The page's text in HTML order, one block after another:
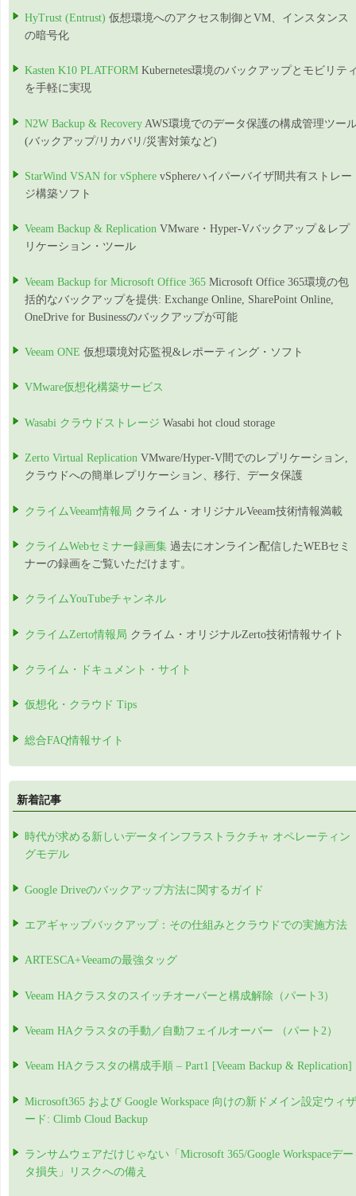
HyTrust (Entrust) 仮想環境へのアクセス制御とVM、インスタンス
の暗号化
Kasten K10 PLATFORM Kubernetes環境のバックアップとモビリテ
を手軽に実現
N2W Backup & Recovery AWS環境でのデータ保護の構成管理ツー
(バックアップ/リカバリ/災害対策など)
StarWind VSAN for vSphere vSphereハイパーバイザ間共有ストレー
ジ構築ソフト
Veeam Backup & Replication VMware・Hyper-Vバックアップ＆レプ
リケーション・ツール
Veeam Backup for Microsoft Office 365 Microsoft Office 365環境の包
括的なバックアップを提供: Exchange Online, SharePoint Online,
OneDrive for Businessのバックアップが可能
Veeam ONE 仮想環境対応監視&レポーティング・ソフト
VMware仮想化構築サービス
Wasabi クラウドストレージ Wasabi hot cloud storage
Zerto Virtual Replication VMware/Hyper-V間でのレプリケーション,
クラウドへの簡単レプリケーション、移行、データ保護
クライムVeeam情報局 クライム・オリジナルVeeam技術情報満載
クライムWebセミナー録画集 過去にオンライン配信したWEBセミ
ナーの録画をご覧いただけます。
クライムYouTubeチャンネル
クライムZerto情報局 クライム・オリジナルZerto技術情報サイト
クライム・ドキュメント・サイト
仮想化・クラウド Tips
総合FAQ情報サイト
新着記事
時代が求める新しいデータインフラストラクチャ オペレーティン
グモデル
Google Driveのバックアップ方法に関するガイド
エアギャップバックアップ：その仕組みとクラウドでの実施方法
ARTESCA+Veeamの最強タッグ
Veeam HAクラスタのスイッチオーバーと構成解除（パート3）
Veeam HAクラスタの手動／自動フェイルオーバー （パート2）
Veeam HAクラスタの構成手順 – Part1 [Veeam Backup & Replication]
Microsoft365 および Google Workspace 向けの新ドメイン設定ウィザ
ード: Climb Cloud Backup
ランサムウェアだけじゃない「Microsoft 365/Google Workspaceデー
タ損失」リスクへの備え